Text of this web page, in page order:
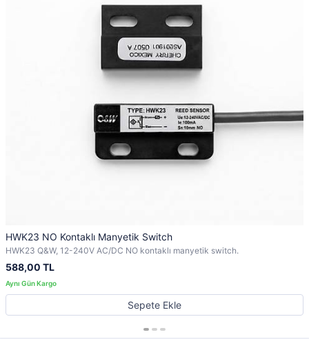
HWK23 NO Kontaklı Manyetik Switch
HWK23 Q&W, 12-240V AC/DC NO kontaklı manyetik switch.
588,00 TL
Sepete Ekle